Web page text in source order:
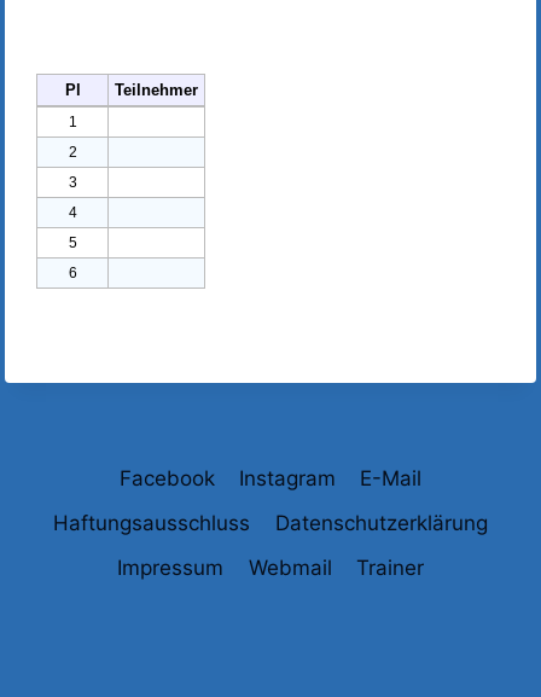
Facebook Instagram
E-Mail
Haftungsausschluss
Datenschutzerklärung
Impressum
Webmail Trainer